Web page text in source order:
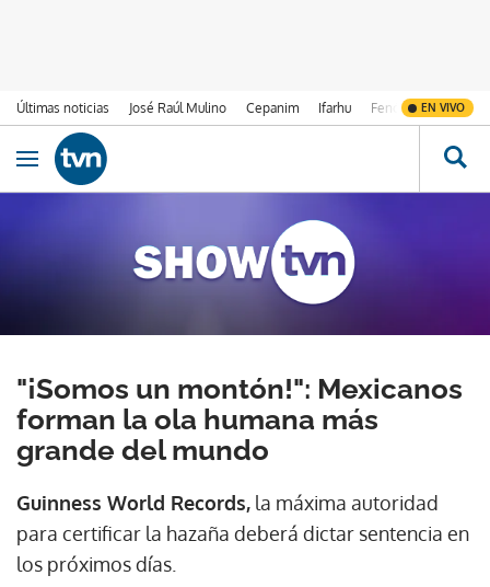
Últimas noticias José Raúl Mulino Cepanim Ifarhu Fenómeno de El
EN VIVO
Ir al contenido
Obrir navegació
"¡Somos un montón!": Mexicanos
forman la ola humana más
grande del mundo
Guinness World Records, la máxima autoridad
para certificar la hazaña deberá dictar sentencia en
los próximos días.